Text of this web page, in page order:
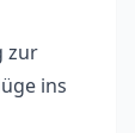
zur
ins